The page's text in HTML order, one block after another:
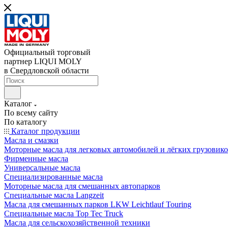
Официальный торговый
партнер LIQUI MOLY
в Свердловской области
Каталог
По всему сайту
По каталогу
Каталог продукции
Масла и смазки
Моторные масла для легковых автомобилей и лёгких
Фирменные масла
Универсальные масла
Специализированные масла
Моторные масла для смешанных автопарков
Специальные масла Langzeit
Масла для смешанных парков LKW Leichtlauf Touring
Специальные масла Top Tec Truck
Масла для сельскохозяйственной техники